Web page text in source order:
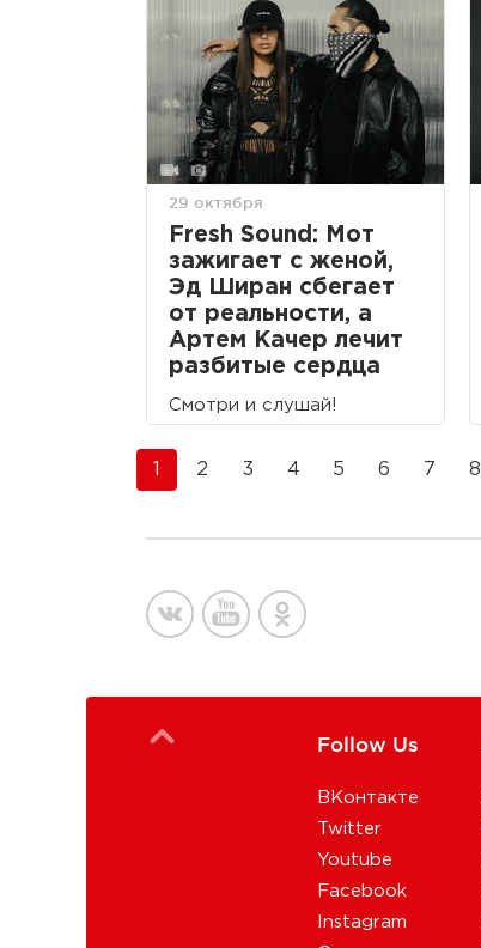
29 октября
Fresh Sound: Мот
зажигает с женой,
Эд Ширан сбегает
от реальности, а
Артем Качер лечит
разбитые сердца
Смотри и слушай!
2 3 4 5 6 7 8
Follow Us
ВКонтакте
Twitter
Youtube
Facebook
Instagram